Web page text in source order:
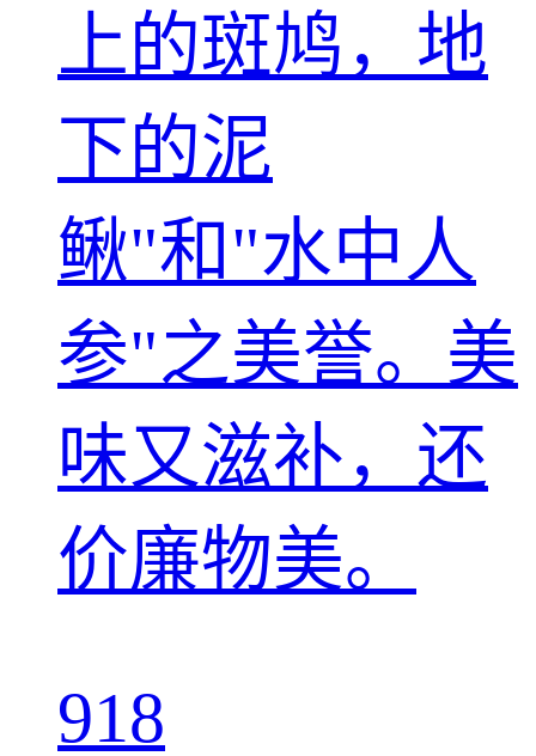
上的斑鸠，地
下的泥
鳅"和"水中人
参"之美誉。美
味又滋补，还
价廉物美。
918